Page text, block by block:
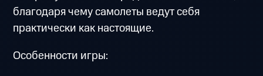
благодаря чему самолеты ведут себя
практически как настоящие.
Особенности игры: